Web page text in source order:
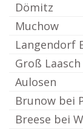
Dömitz
Muchow
Langendorf
Groß Laasch
Aulosen
Brunow bei
Breese bei